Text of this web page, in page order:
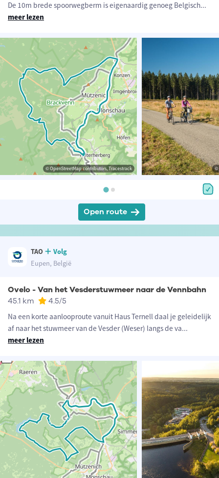
De 10m brede spoorwegberm is eigenaardig genoeg Belgisch...
meer lezen
© OpenStreetMap contributors, Tracestrack ©
Open route
TAO
Volg
Eupen, België
Ovelo - Van het Vesderstuwmeer naar de Vennbahn
45.1 km 4.5/5
Na een korte aanlooproute vanuit Haus Ternell daal je geleidelijk
af naar het stuwmeer van de Vesder (Weser) langs de va...
meer lezen